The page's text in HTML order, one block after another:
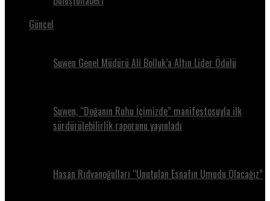
Güncel
Suwen Genel Müdürü Ali Bolluk’a Altın Lider Ödülü
Suwen, “Doğanın Ruhu İçimizde” manifestosuyla ilk
sürdürülebilirlik raporunu yayınladı
Hasan Rıdvanoğulları “Unutulan Esnafın Umudu Olacağız”